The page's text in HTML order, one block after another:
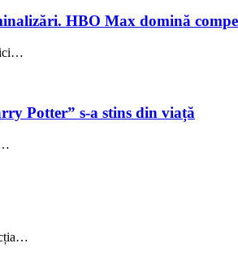
HBO Max domină
Potter” s-a stins din viață